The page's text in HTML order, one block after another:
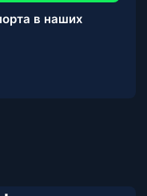
в наших